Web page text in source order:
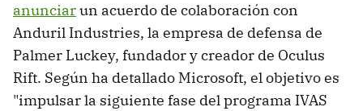
anunciarun acuerdo de colaboración con
Anduril Industries, la empresa de defensa de
Palmer Luckey, fundador y creador de Oculus
Rift. Según ha detallado Microsoft, el objetivo es
"impulsar la siguiente fase del programa IVAS